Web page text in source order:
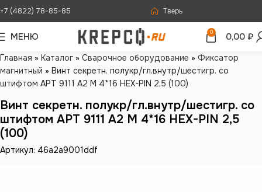
+7 (4822) 78-85-85 Тверь
МЕНЮ 0 0,00 ₽
Главная » Каталог » Сварочное оборудование » Фиксатор
магнитный » Винт секретн. полукр/гл.внутр/шестигр. со
штифтом АРТ 9111 А2 M 4*16 HEX-PIN 2,5 (100)
Винт секретн. полукр/гл.внутр/шестигр. со
штифтом АРТ 9111 А2 M 4*16 HEX-PIN 2,5
(100)
Артикул: 46a2a9001ddf